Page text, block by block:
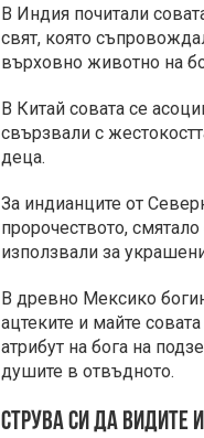
В Индия почитали
свят, която
върховно животно на
В Китай совата се
свързвали с
деца.
За индианците от
пророчеството,
използвали за
В древно Мексико
ацтеките и майте
атрибут на бога на
душите в отвъдното.
Струва си да видите